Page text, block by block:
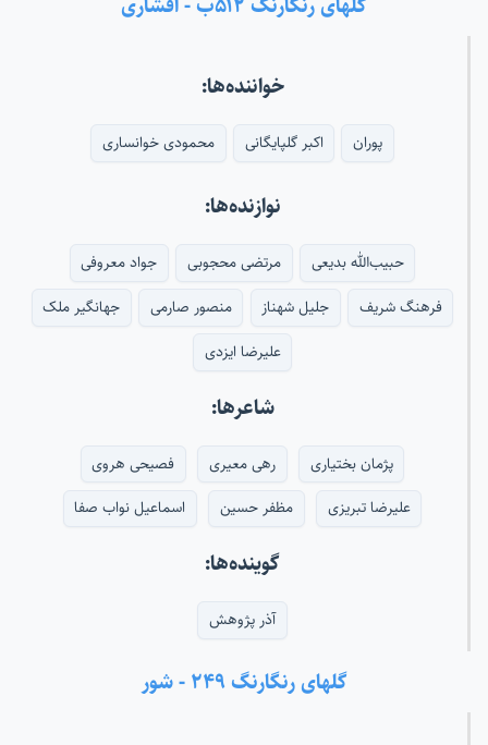
خواننده‌ها:
پوران اکبر گلپایگانی محمودی خوانساری
نوازنده‌ها:
حبیب‌الله بدیعی مرتضی محجوبی
جواد معروفی
فرهنگ شریف
جلیل شهناز منصور صارمی
جهانگیر ملک
علیرضا ایزدی
شاعرها:
پژمان بختیاری رهی معیری
فصیحی هروی
علیرضا تبریزی
مظفر حسین اسماعیل نواب صفا
گوینده‌ها:
آذر پژوهش
گلهای رنگارنگ ۲۴۹ - شور